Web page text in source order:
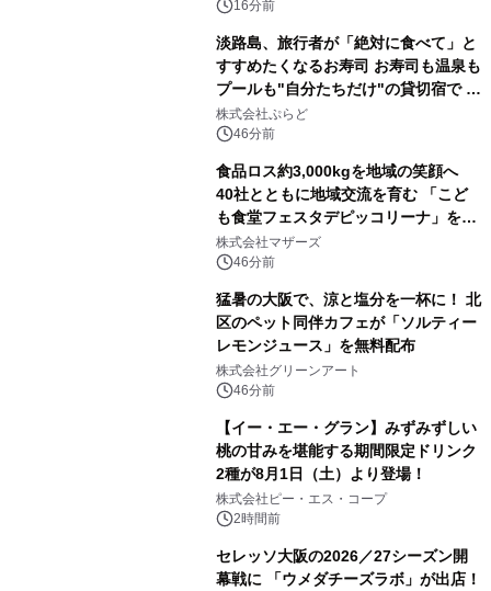
16分前
淡路島、旅行者が「絶対に食べて」と
すすめたくなるお寿司 お寿司も温泉も
プールも"自分たちだけ"の貸切宿で 1
日1組限定「岩屋温泉 絵島別庭 海と
森」の握り寿司プラン
株式会社ぷらど
46分前
食品ロス約3,000kgを地域の笑顔へ
40社とともに地域交流を育む 「こど
も食堂フェスタデピッコリーナ」を9
月5日(土)開催
株式会社マザーズ
46分前
猛暑の大阪で、涼と塩分を一杯に！ 北
区のペット同伴カフェが「ソルティー
レモンジュース」を無料配布
株式会社グリーンアート
46分前
【イー・エー・グラン】みずみずしい
桃の甘みを堪能する期間限定ドリンク
2種が8月1日（土）より登場！
株式会社ピー・エス・コープ
2時間前
セレッソ大阪の2026／27シーズン開
幕戦に 「ウメダチーズラボ」が出店！